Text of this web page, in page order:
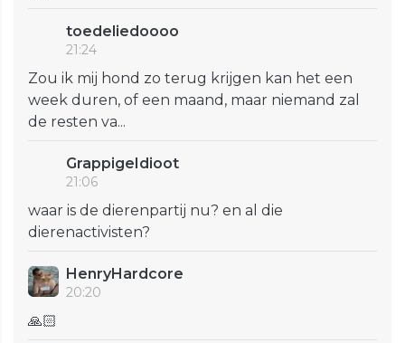
toedeliedoooo
21:24
Zou ik mij hond zo terug krijgen kan het een
week duren, of een maand, maar niemand zal
de resten va...
GrappigeIdioot
21:06
waar is de dierenpartij nu? en al die
dierenactivisten?
HenryHardcore
20:20
🙏🏻